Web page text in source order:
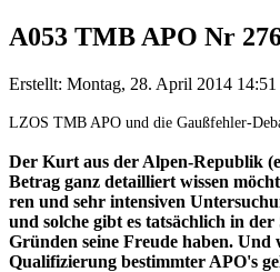
A053 TMB APO Nr
Erstellt: Montag, 28. April 2014 14:51
LZOS TMB APO und die Gaußfehler-
Der Kurt aus der Alpen-Republik
Betrag ganz detailliert wissen
ren und sehr intensiven
und solche gibt es tatsächlich in der
Gründen seine Freude haben. Und
Qualifizierung bestimmter APO's